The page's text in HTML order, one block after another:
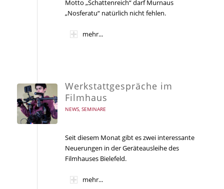
Motto „Schattenreich“ darf Murnaus
„Nosferatu“ natürlich nicht fehlen.
mehr...
Werkstattgespräche im
Filmhaus
NEWS, SEMINARE
Seit diesem Monat gibt es zwei interessante
Neuerungen in der Geräteausleihe des
Filmhauses Bielefeld.
mehr...